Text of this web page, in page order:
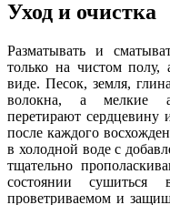
Уход и очистка
Разматывать и
только на чистом полу,
виде. Песок, земля,
волокна, а мелкие
перетирают сердцевину
после каждого
в холодной воде с
тщательно
состоянии
проветриваемом и